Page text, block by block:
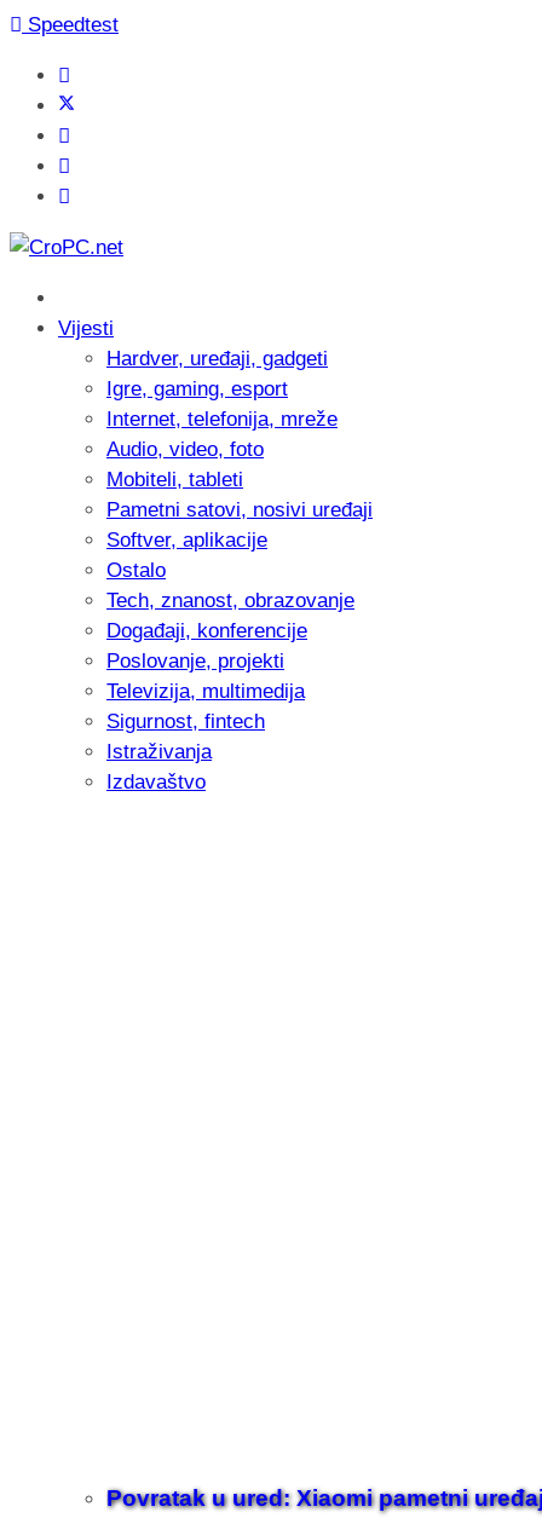
Speedtest
Vijesti
Hardver, uređaji, gadgeti
Igre, gaming, esport
Internet, telefonija, mreže
Audio, video, foto
Mobiteli, tableti
Pametni satovi, nosivi uređaji
Softver, aplikacije
Ostalo
Tech, znanost, obrazovanje
Događaji, konferencije
Poslovanje, projekti
Televizija, multimedija
Sigurnost, fintech
Istraživanja
Izdavaštvo
Povratak u ured: Xiaomi pametni